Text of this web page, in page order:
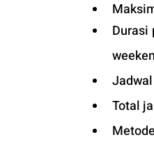
Durasi
Total